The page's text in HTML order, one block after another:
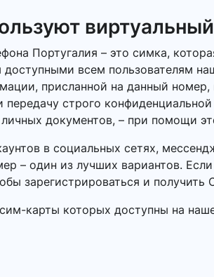
Португалия – это симка,
доступными всем пользователям
присланной на данный
передачу строго
документов, – при помощи
в социальных сетях,
– один из лучших вариантов.
зарегистрироваться и
карты которых доступны на